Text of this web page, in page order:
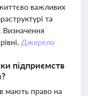
важливих
та
Визначення
Джерело
підприємств
мають право на